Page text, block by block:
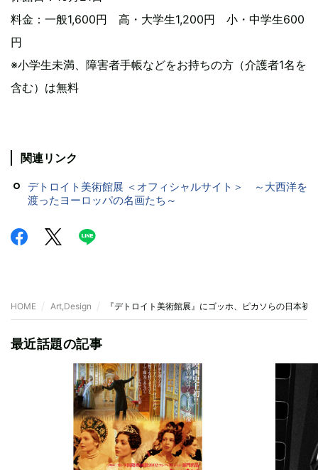
料金：一般1,600円 高・大学生1,200円 小・中学生600
円
※小学生未満、障害者手帳などをお持ちの方（介護者1名を
含む）は無料
関連リンク
デトロイト美術館展 ＜オフィシャルサイト＞ ～大西洋を
渡ったヨーロッパの名画たち～
HOME Art,Design 『デトロイト美術館展』にゴッホ、ピカソらの日本初
最近話題の記事